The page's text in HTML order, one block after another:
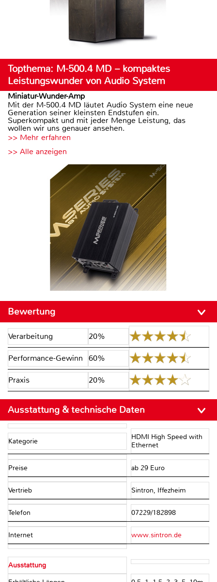
Topthema: M-500.4 MD – kompaktes
Leistungswunder von Audio System
Miniatur-Wunder-Amp
Mit der M-500.4 MD läutet Audio System eine neue
Generation seiner kleinsten Endstufen ein.
Superkompakt und mit jeder Menge Leistung, das
wollen wir uns genauer ansehen.
>> Mehr erfahren
>> Alle anzeigen
Bewertung
Verarbeitung 20%
Performance-Gewinn 60%
Praxis 20%
Ausstattung & technische Daten
Kategorie
HDMI High Speed with
Ethernet
Preise ab 29 Euro
Vertrieb Sintron, Iffezheim
Telefon 07229/182898
Internet www.sintron.de
Ausstattung